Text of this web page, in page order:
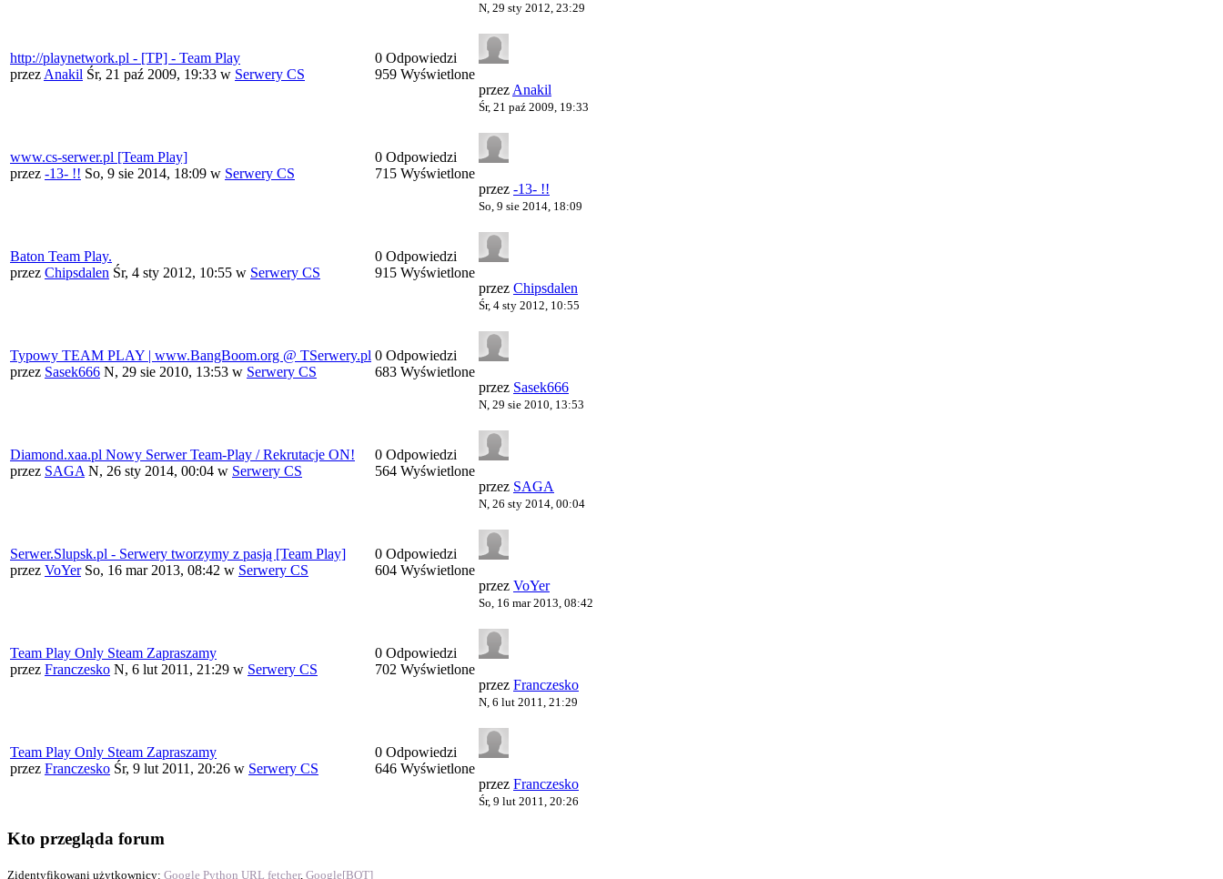
N, 29 sty 2012, 23:29
http://playnetwork.pl - [TP] - Team Play
przezAnakil Śr, 21 paź 2009, 19:33 w Serwery CS
0 Odpowiedzi
959 Wyświetlone
przezAnakil
Śr, 21 paź 2009, 19:33
www.cs-serwer.pl [Team Play]
przez -13- !! So, 9 sie 2014, 18:09 w Serwery CS
0 Odpowiedzi
715 Wyświetlone
przez -13- !!
So, 9 sie 2014, 18:09
Baton Team Play.
przez Chipsdalen Śr, 4 sty 2012, 10:55 w Serwery CS
0 Odpowiedzi
915 Wyświetlone
przez Chipsdalen
Śr, 4 sty 2012, 10:55
Typowy TEAM PLAY | www.BangBoom.org @ TSerwery.pl
przez Sasek666 N, 29 sie 2010, 13:53 w Serwery CS
0 Odpowiedzi
683 Wyświetlone
przez Sasek666
N, 29 sie 2010, 13:53
Diamond.xaa.pl Nowy Serwer Team-Play / Rekrutacje ON!
przez SAGA N, 26 sty 2014, 00:04 w Serwery CS
0 Odpowiedzi
564 Wyświetlone
przez SAGA
N, 26 sty 2014, 00:04
Serwer.Slupsk.pl - Serwery tworzymy z pasją [Team Play]
przez VoYer So, 16 mar 2013, 08:42 w Serwery CS
0 Odpowiedzi
604 Wyświetlone
przez VoYer
So, 16 mar 2013, 08:42
Team Play Only Steam Zapraszamy
przez Franczesko N, 6 lut 2011, 21:29 w Serwery CS
0 Odpowiedzi
702 Wyświetlone
przez Franczesko
N, 6 lut 2011, 21:29
Team Play Only Steam Zapraszamy
przez Franczesko Śr, 9 lut 2011, 20:26 w Serwery CS
0 Odpowiedzi
646 Wyświetlone
przez Franczesko
Śr, 9 lut 2011, 20:26
Kto przegląda forum
Zidentyfikowani użytkownicy: Google Python URL fetcher, Google[BOT]